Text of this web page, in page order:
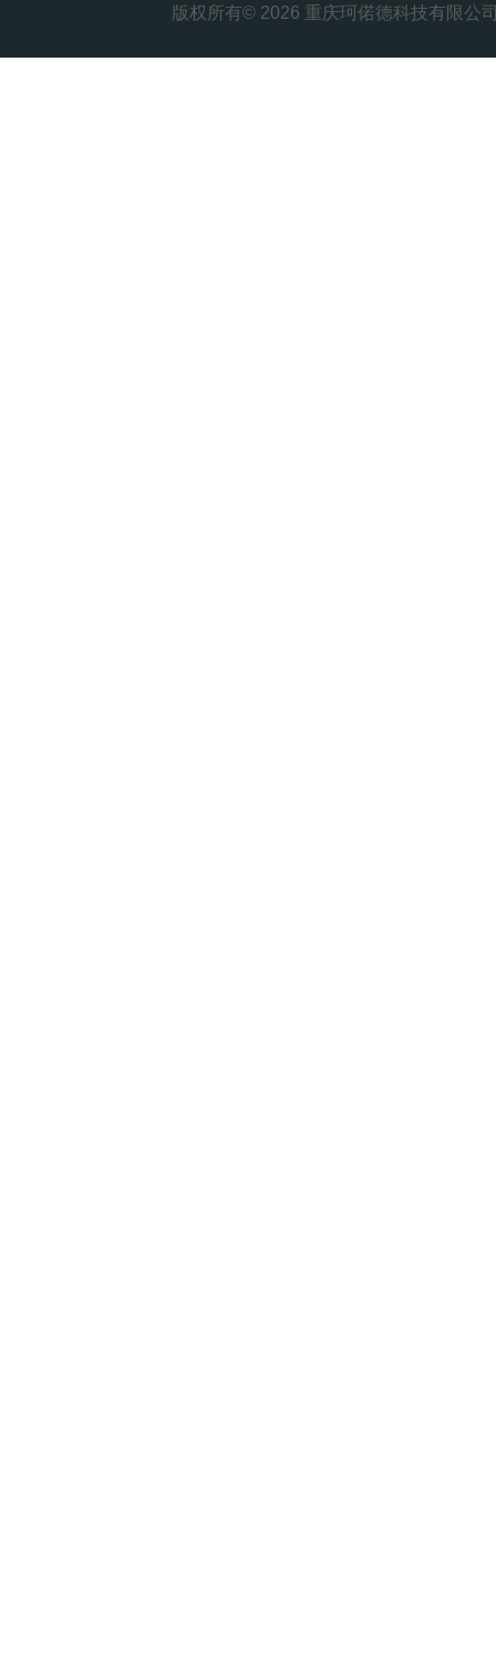
版权所有© 2026 重庆珂偌德科技有限